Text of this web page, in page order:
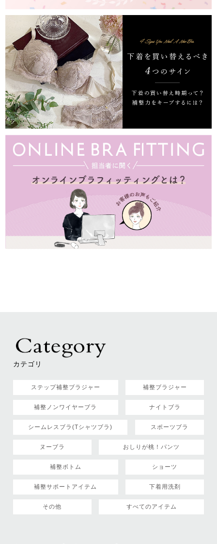
カテゴリ
ステップ補整ブラジャー 補整ブラジャー
補整ノンワイヤーブラ ナイトブラ
シームレスブラ(Tシャツブラ) スポーツブラ
ヌーブラ おしりが桃！パンツ
補整ボトム ショーツ
補整サポートアイテム 下着用洗剤
その他 すべてのアイテム